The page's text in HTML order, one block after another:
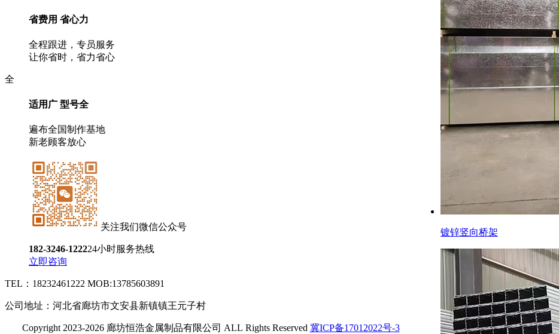
镀锌竖向桥架
省费用 省心力
全程跟进，专员服务
让你省时，省力省心
全
适用广 型号全
遍布全国制作基地
新老顾客放心
关注我们微信公众号
182-3246-122224小时服务热线
立即咨询
TEL：18232461222 MOB:13785603891
公司地址：河北省廊坊市文安县新镇镇王元子村
Copyright 2023-2026 廊坊恒浩金属制品有限公司 ALL Rights Reserved 冀ICP备17012022号-3